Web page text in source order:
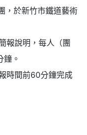
，於新竹市鐵道藝術
報說明，每人（團
。
時間前60分鐘完成